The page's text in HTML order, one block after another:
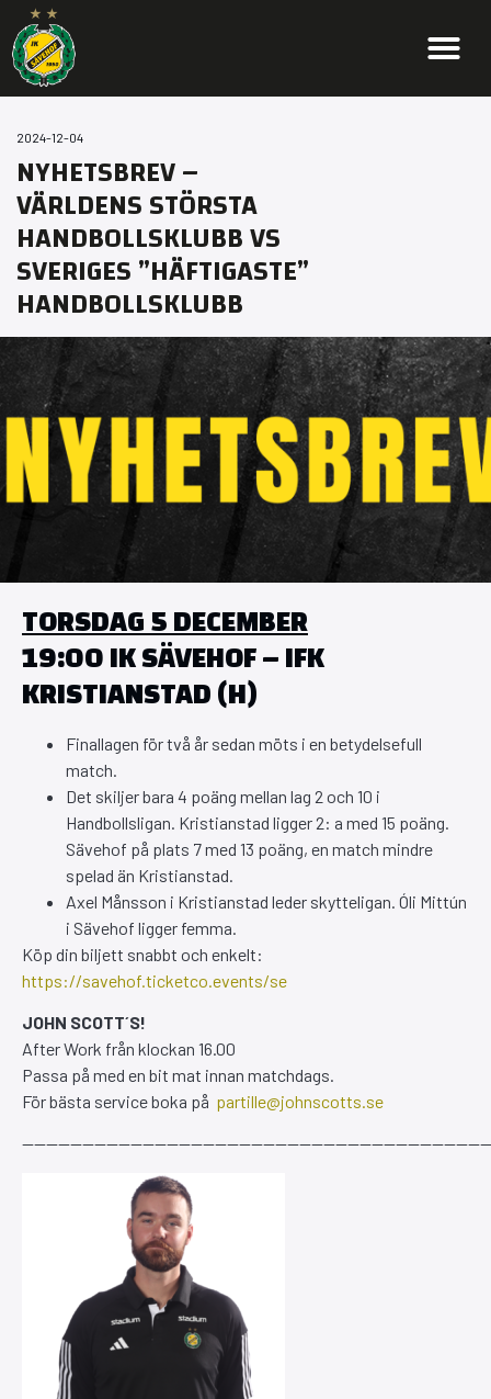
2024-12-04
NYHETSBREV –
VÄRLDENS STÖRSTA
HANDBOLLSKLUBB VS
SVERIGES ”HÄFTIGASTE”
HANDBOLLSKLUBB
TORSDAG 5 DECEMBER
19:00 IK SÄVEHOF – IFK
KRISTIANSTAD (H)
Finallagen för två år sedan möts i en betydelsefull
match.
Det skiljer bara 4 poäng mellan lag 2 och 10 i
Handbollsligan. Kristianstad ligger 2: a med 15 poäng.
Sävehof på plats 7 med 13 poäng, en match mindre
spelad än Kristianstad.
Axel Månsson i Kristianstad leder skytteligan. Óli Mittún
i Sävehof ligger femma.
Köp din biljett snabbt och enkelt:
https://savehof.ticketco.events/se
JOHN SCOTT´S!
After Work från klockan 16.00
Passa på med en bit mat innan matchdags.
För bästa service boka på partille@johnscotts.se